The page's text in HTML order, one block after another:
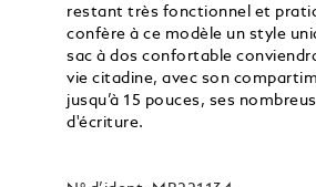
restant très fonctionnel et
confère à ce modèle un style
sac à dos confortable
vie citadine, avec son
jusqu’à 15 pouces, ses
d'écriture.